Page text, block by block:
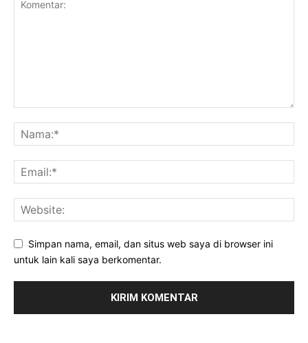
Simpan nama, email, dan situs web saya di browser ini
untuk lain kali saya berkomentar.